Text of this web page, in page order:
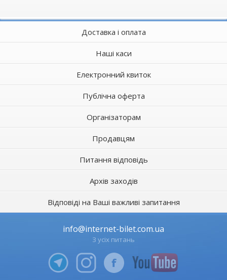
Доставка і оплата
Наші каси
Електронний квиток
Публічна оферта
Організаторам
Продавцям
Питання відповідь
Архів заходів
Відповіді на Ваші важливі запитання
info@internet-bilet.com.ua
З усіх питань